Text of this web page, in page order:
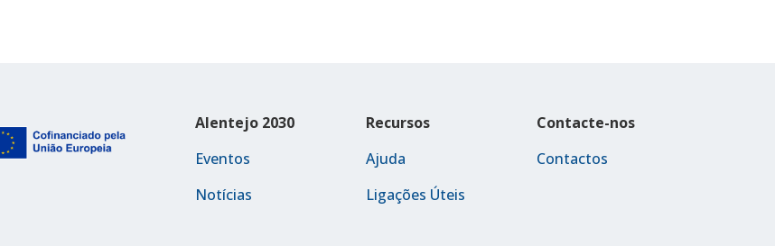
Alentejo 2030
Eventos
Notícias
Recursos
Ajuda
Ligações Úteis
Contacte-nos
Contactos